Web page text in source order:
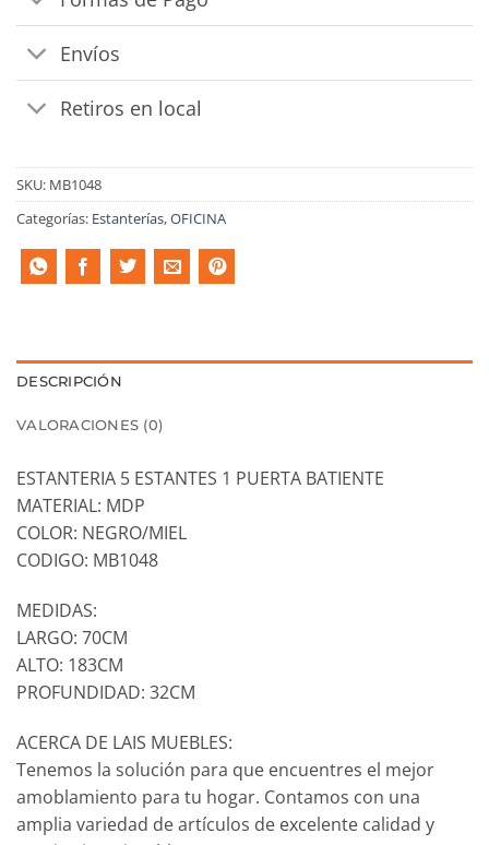
Envíos
Retiros en local
SKU: MB1048
Categorías: Estanterías,OFICINA
DESCRIPCIÓN
VALORACIONES (0)
ESTANTERIA 5 ESTANTES 1 PUERTA BATIENTE
MATERIAL: MDP
COLOR: NEGRO/MIEL
CODIGO: MB1048
MEDIDAS:
LARGO: 70CM
ALTO: 183CM
PROFUNDIDAD: 32CM
ACERCA DE LAIS MUEBLES:
Tenemos la solución para que encuentres el mejor
amoblamiento para tu hogar. Contamos con una
amplia variedad de artículos de excelente calidad y